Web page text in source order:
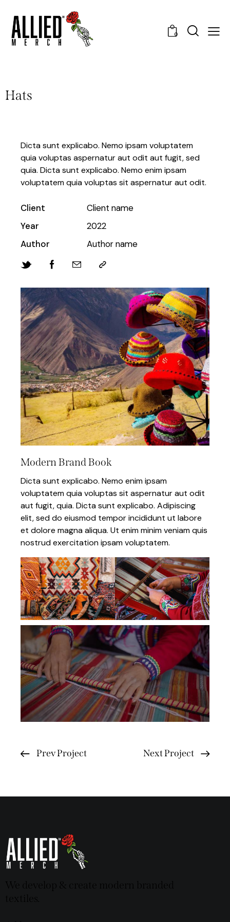
0
Hats
Modern Brand Book
Dicta sunt explicabo. Nemo enim ipsam
voluptatem quia voluptas sit aspernatur aut odit
aut fugit, quia. Dicta sunt explicabo. Adipiscing
elit, sed do eiusmod tempor incididunt ut labore
et dolore magna aliqua. Ut enim minim veniam quis
nostrud exercitation ipsam voluptatem.
Dicta sunt explicabo. Nemo ipsam voluptatem
quia voluptas aspernatur aut odit aut fugit, sed
quia. Dicta sunt explicabo. Nemo enim ipsam
voluptatem quia voluptas sit aspernatur aut odit.
Client
Client name
Year
2022
Author
Author name
Prev Project Next Project